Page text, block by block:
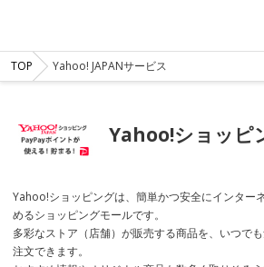
TOP Yahoo! JAPANサービス
Yahoo!ショッピ
Yahoo!ショッピングは、簡単かつ安全にインター
めるショッピングモールです。
多彩なストア（店舗）が販売する商品を、いつで
注文できます。